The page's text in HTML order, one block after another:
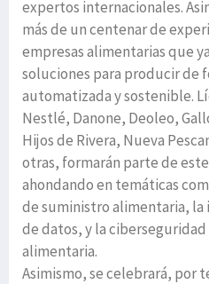
expertos internacionales.
más de un centenar de
empresas alimentarias que
soluciones para producir de
automatizada y sostenible.
Nestlé, Danone, Deoleo,
Hijos de Rivera, Nueva
otras, formarán parte de
ahondando en temáticas
de suministro alimentaria, la
de datos, y la
alimentaria.
Asimismo, se celebrará, por